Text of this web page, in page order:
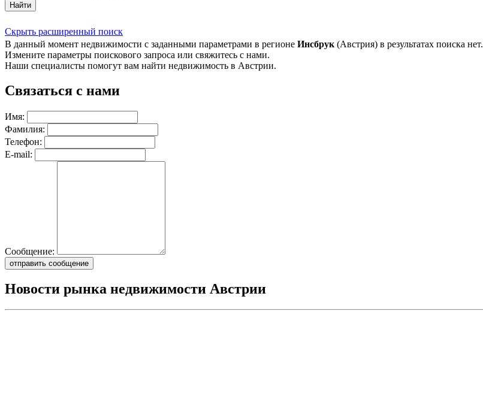
Найти
Скрыть расширенный поиск
В данный момент недвижимости с заданными параметрами в регионе Инсбрук (Австрия) в результатах поиска нет.
Измените параметры поискового запроса или свяжитесь с нами.
Наши специалисты помогут вам найти недвижимость в Австрии.
Связаться с нами
Имя:
Фамилия:
Телефон:
E-mail:
Сообщение:
отправить сообщение
Новости рынка недвижимости Австрии